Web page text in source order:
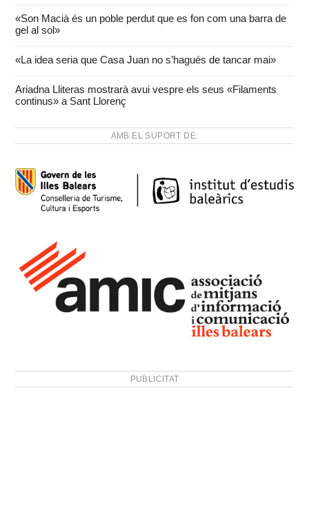
«Son Macià és un poble perdut que es fon com una barra de
gel al sol»
«La idea seria que Casa Juan no s’hagués de tancar mai»
Ariadna Lliteras mostrarà avui vespre els seus «Filaments
continus» a Sant Llorenç
AMB EL SUPORT DE:
PUBLICITAT